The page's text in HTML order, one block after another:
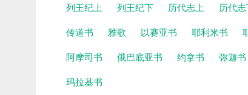
列王纪上
列王纪下 历代志上 历代
传道书
雅歌 以赛亚书 耶利米书
阿摩司书
俄巴底亚书 约拿书 弥迦书
玛拉基书